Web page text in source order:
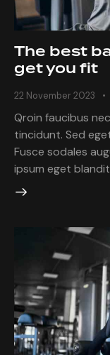
The best
get you fit
22 November 2023
Qroin faucibus
tincidunt. Sed
Fusce sodales
ipsum eget